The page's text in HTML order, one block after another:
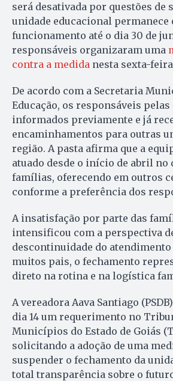
será desativada por questões de
unidade educacional permanece
funcionamento até o dia 30 de
responsáveis ​​organizaram uma
contra a medida nesta sexta-
De acordo com a Secretaria
Educação, os responsáveis
informados previamente e já
encaminhamentos para outras
região. A pasta afirma que a
atuado desde o início de abril no
famílias, oferecendo em outros
conforme a preferência dos
A insatisfação por parte das
intensificou com a perspectiva
descontinuidade do atendimento
muitos pais, o fechamento
direto na rotina e na logística
A vereadora Aava Santiago
dia 14 um requerimento no
Municípios do Estado de Goiás
solicitando a adoção de uma
suspender o fechamento da
total transparência sobre o